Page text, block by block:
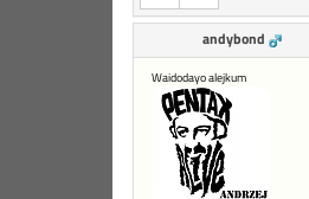
andybond
Waidodayo alejkum